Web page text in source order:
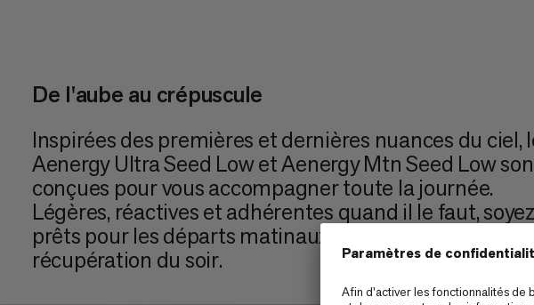
De l'aube au crépuscule
Inspirées des premières et dernières nuances du ciel,
Aenergy Ultra Seed Low et Aenergy Mtn Seed Low
conçues pour vous accompagner toute la journée.
Légères, réactives et adhérentes quand il le faut, soyez
prêts pour les départs matinaux comme pour la
récupération du soir.